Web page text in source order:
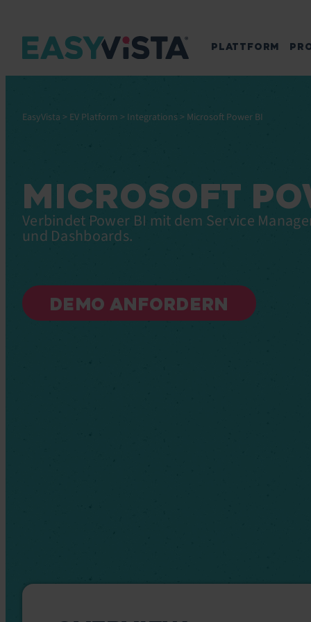
PLATTFORM
EasyVista > EV Platform > Integrations> Microsoft Power BI
MICROSOFT
Verbindet Power BI mit dem Service
und Dashboards.
DEMO ANFORDERN